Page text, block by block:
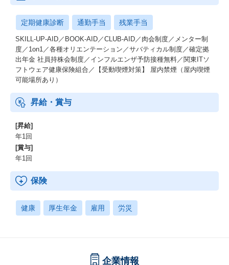
定期健康診断 通勤手当 残業手当
SKILL-UP-AID／BOOK-AID／CLUB-AID／肉会制度／メンター制
度／1on1／各種オリエンテーション／サバティカル制度／確定拠
出年金 社員持株会制度／インフルエンザ予防接種無料／関東ITソ
フトウェア健康保険組合／【受動喫煙対策】 屋内禁煙（屋内喫煙
可能場所あり）
昇給・賞与
[昇給]
年1回
[賞与]
年1回
保険
健康 厚生年金 雇用 労災
企業情報